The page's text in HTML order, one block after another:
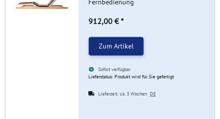
Fernbedienung
912,00 € *
Zum Artikel
Sofort verfügbar
Lieferstatus: Produkt wird für Sie gefertigt
Lieferzeit:ca. 3 WochenDE